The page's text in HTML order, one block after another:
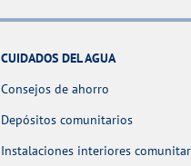
CUIDADOS DEL AGUA
Consejos de ahorro
Depósitos comunitarios
Instalaciones interiores